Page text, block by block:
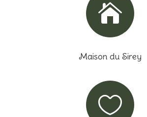

Maison du Sirey
